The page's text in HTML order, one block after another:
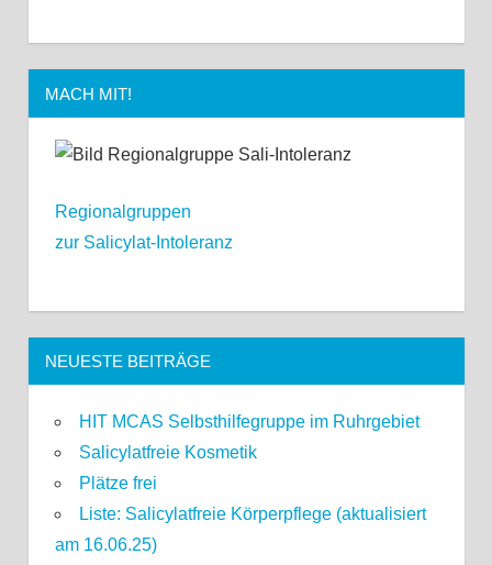
MACH MIT!
Regionalgruppen
zur Salicylat-Intoleranz
NEUESTE BEITRÄGE
HIT MCAS Selbsthilfegruppe im Ruhrgebiet
Salicylatfreie Kosmetik
Plätze frei
Liste: Salicylatfreie Körperpflege (aktualisiert
am 16.06.25)